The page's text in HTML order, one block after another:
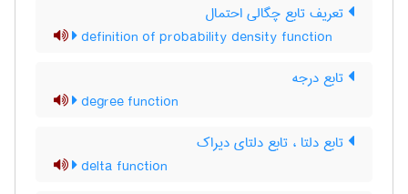
تعریف تابع چگالی احتمال
definition of probability density function
تابع درجه
degree function
تابع دلتا ، تابع دلتای دیراک
delta function